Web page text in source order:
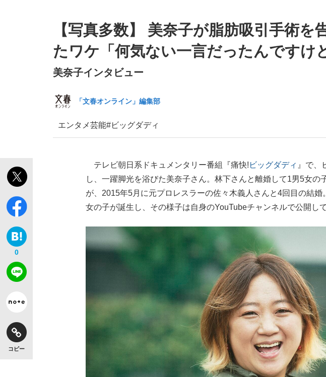
「クマが悪者扱いされているのが悲しい」『北の国から』倉本聰氏（91...
キングの誕生を、目撃せよ。
【写真多数】 美奈子が脂肪吸引手術
たワケ「何気ない一言だったんですけ
美奈子インタビュー
「文春オンライン」編集部
エンタメ芸能#ビッグダディ
0
コピー
テレビ朝日系ドキュメンタリー番組『痛快! ビッグダディ 』で、
し、一躍脚光を浴びた美奈子さん。林下さんと離婚して1男5女の
が、2015年5月に元プロレスラーの佐々木義人さんと4回目の結
女の子が誕生し、その様子は自身のYouTubeチャンネルで公開して